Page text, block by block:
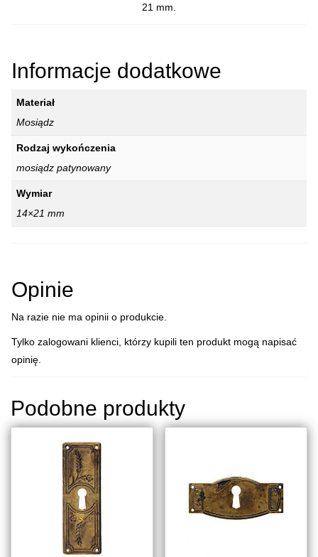
21 mm.
Informacje dodatkowe
Materiał
Mosiądz
Rodzaj wykończenia
mosiądz patynowany
Wymiar
14×21 mm
Opinie
Na razie nie ma opinii o produkcie.
Tylko zalogowani klienci, którzy kupili ten produkt mogą napisać
opinię.
Podobne produkty